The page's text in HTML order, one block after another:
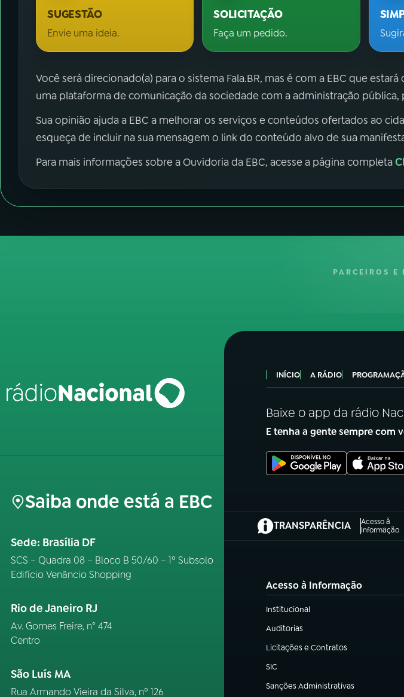
SUGESTÃO
Envie uma ideia.
SOLICITAÇÃO
Faça um pedido.
Você será direcionado(a) para o sistema Fala.BR, mas é com a EBC que estará
uma plataforma de comunicação da sociedade com a administração pública,
Sua opinião ajuda a EBC a melhorar os serviços e conteúdos ofertados ao
esqueça de incluir na sua mensagem o link do conteúdo alvo de sua
Para mais informações sobre a Ouvidoria da EBC, acesse a página completa
PARCEIROS E
Saiba onde está a EBC
Sede: Brasília DF
SCS – Quadra 08 – Bloco B 50/60 – 1º Subsolo
Edifício Venâncio Shopping
Rio de Janeiro RJ
Av. Gomes Freire, n° 474
Centro
São Luís MA
Rua Armando Vieira da Silva, nº 126
INÍCIO A RÁDIO
Baixe o app da rádio
E tenha a gente sempre com
TRANSPARÊNCIA
Acesso à
Informação
(abre em nova aba)
Acesso à Informação
Institucional
(abre em nova aba)
Auditorias
(abre em nova aba)
Licitações e Contratos
(abre em nova aba)
SIC
(abre em nova aba)
Sanções Administrativas
(abre em nova aba)